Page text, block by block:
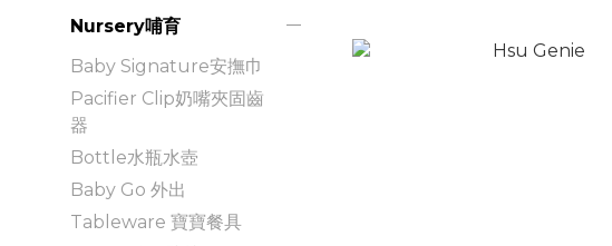
Nursery哺育
Baby Signature安撫巾
Pacifier Clip奶嘴夾固齒
器
Bottle水瓶水壺
Baby Go 外出
Tableware 寶寶餐具